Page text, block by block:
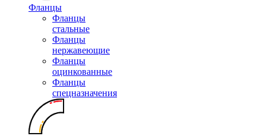
Фланцы
Фланцы
стальные
Фланцы
нержавеющие
Фланцы
оцинкованные
Фланцы
спецназначения